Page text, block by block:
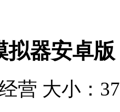
拟器安卓版
营 大小：